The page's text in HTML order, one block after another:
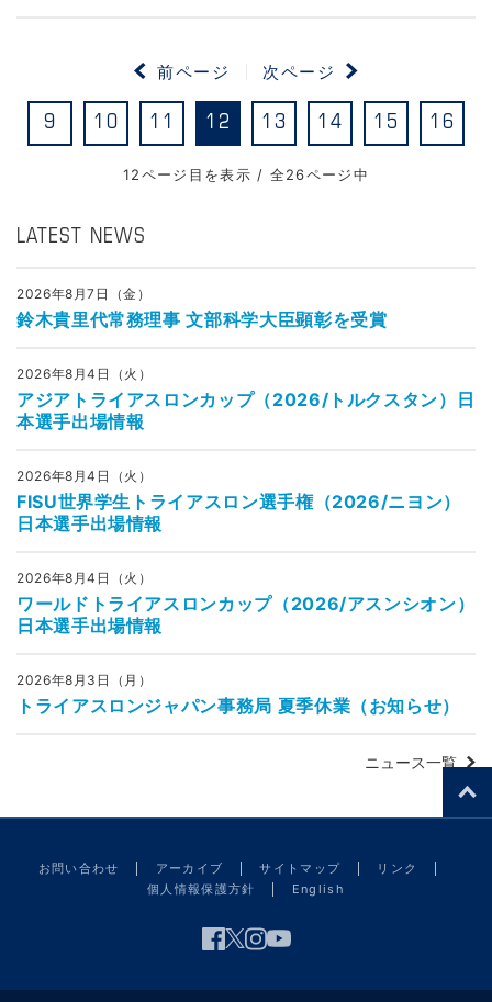
12ページ目を表示 / 全26ページ中
前ページ
9 10 11 12 13 14 15 16
次ページ
LATEST NEWS
2026年8月7日（金）
鈴木貴里代常務理事 文部科学大臣顕彰を受賞
2026年8月4日（火）
アジアトライアスロンカップ（2026/トルクスタン）日
本選手出場情報
2026年8月4日（火）
FISU世界学生トライアスロン選手権（2026/ニヨン）
日本選手出場情報
2026年8月4日（火）
ワールドトライアスロンカップ（2026/アスンシオン）
日本選手出場情報
2026年8月3日（月）
トライアスロンジャパン事務局 夏季休業（お知らせ）
ニュース一覧
お問い合わせ アーカイブ サイトマップ
リンク
個人情報保護方針
English